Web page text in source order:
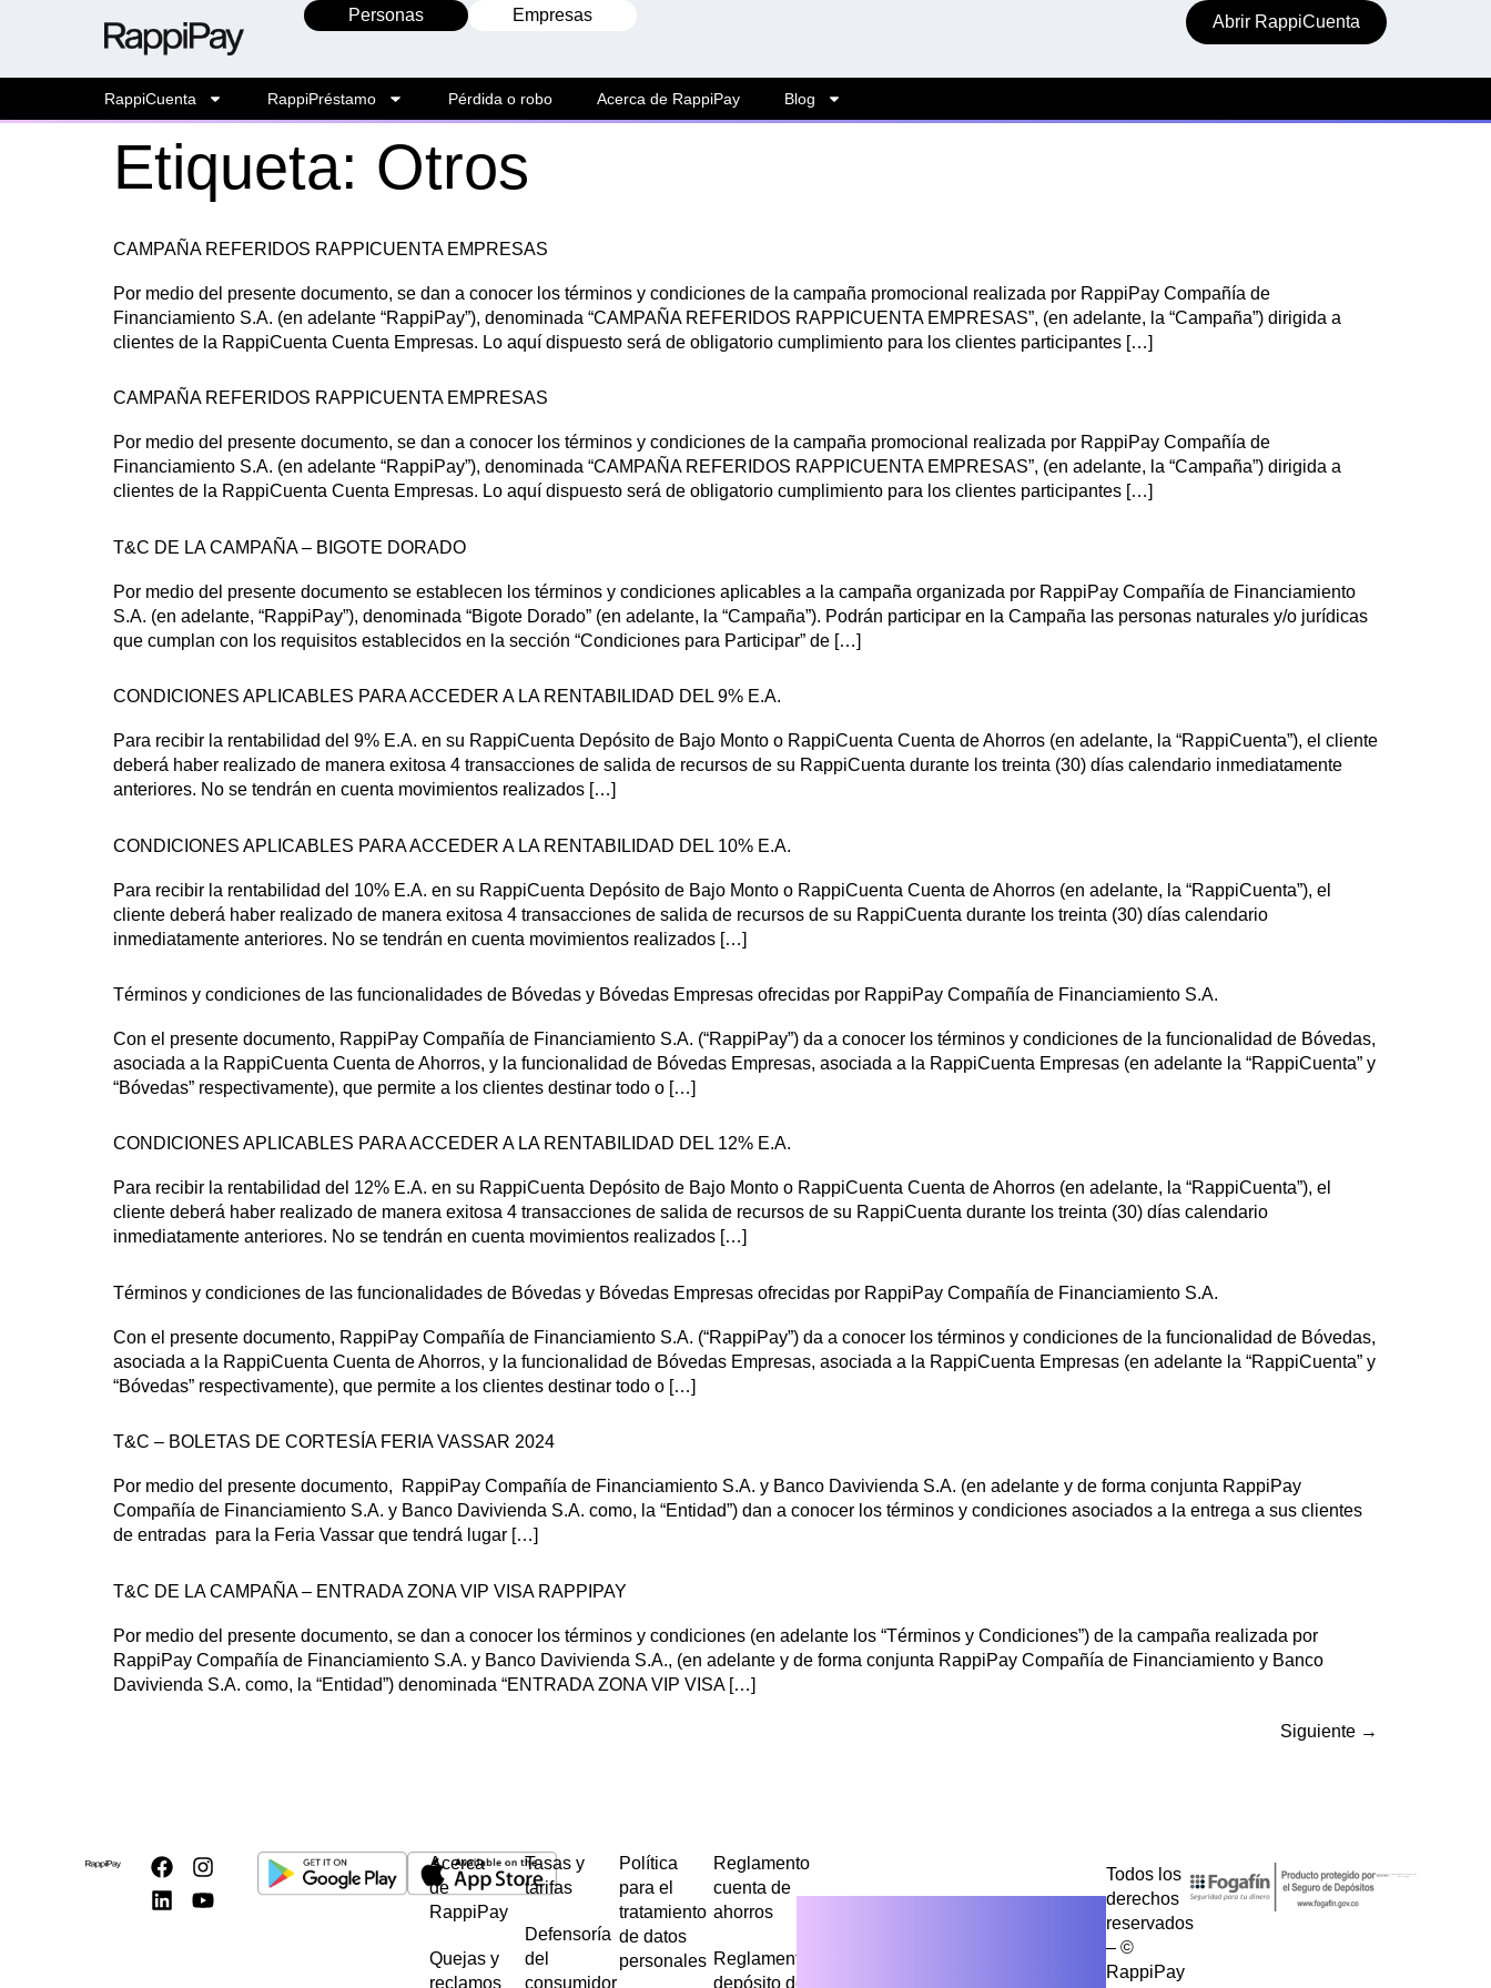
Personas Empresas Abrir RappiCuenta
RappiCuenta RappiPréstamo Pérdida o robo Acerca de RappiPay Blog
Etiqueta: Otros
CAMPAÑA REFERIDOS RAPPICUENTA EMPRESAS
Por medio del presente documento, se dan a conocer los términos y condiciones de la campaña promocional realizada por RappiPay Compañía de
Financiamiento S.A. (en adelante “RappiPay”), denominada “CAMPAÑA REFERIDOS RAPPICUENTA EMPRESAS”, (en adelante, la “Campaña”) dirigida a
clientes de la RappiCuenta Cuenta Empresas. Lo aquí dispuesto será de obligatorio cumplimiento para los clientes participantes […]
CAMPAÑA REFERIDOS RAPPICUENTA EMPRESAS
Por medio del presente documento, se dan a conocer los términos y condiciones de la campaña promocional realizada por RappiPay Compañía de
Financiamiento S.A. (en adelante “RappiPay”), denominada “CAMPAÑA REFERIDOS RAPPICUENTA EMPRESAS”, (en adelante, la “Campaña”) dirigida a
clientes de la RappiCuenta Cuenta Empresas. Lo aquí dispuesto será de obligatorio cumplimiento para los clientes participantes […]
T&C DE LA CAMPAÑA – BIGOTE DORADO
Por medio del presente documento se establecen los términos y condiciones aplicables a la campaña organizada por RappiPay Compañía de Financiamiento
S.A. (en adelante, “RappiPay”), denominada “Bigote Dorado” (en adelante, la “Campaña”). Podrán participar en la Campaña las personas naturales y/o jurídicas
que cumplan con los requisitos establecidos en la sección “Condiciones para Participar” de […]
CONDICIONES APLICABLES PARA ACCEDER A LA RENTABILIDAD DEL 9% E.A.
Para recibir la rentabilidad del 9% E.A. en su RappiCuenta Depósito de Bajo Monto o RappiCuenta Cuenta de Ahorros (en adelante, la “RappiCuenta”), el cliente
deberá haber realizado de manera exitosa 4 transacciones de salida de recursos de su RappiCuenta durante los treinta (30) días calendario inmediatamente
anteriores. No se tendrán en cuenta movimientos realizados […]
CONDICIONES APLICABLES PARA ACCEDER A LA RENTABILIDAD DEL 10% E.A.
Para recibir la rentabilidad del 10% E.A. en su RappiCuenta Depósito de Bajo Monto o RappiCuenta Cuenta de Ahorros (en adelante, la “RappiCuenta”), el
cliente deberá haber realizado de manera exitosa 4 transacciones de salida de recursos de su RappiCuenta durante los treinta (30) días calendario
inmediatamente anteriores. No se tendrán en cuenta movimientos realizados […]
Términos y condiciones de las funcionalidades de Bóvedas y Bóvedas Empresas ofrecidas por RappiPay Compañía de Financiamiento S.A.
Con el presente documento, RappiPay Compañía de Financiamiento S.A. (“RappiPay”) da a conocer los términos y condiciones de la funcionalidad de Bóvedas,
asociada a la RappiCuenta Cuenta de Ahorros, y la funcionalidad de Bóvedas Empresas, asociada a la RappiCuenta Empresas (en adelante la “RappiCuenta” y
“Bóvedas” respectivamente), que permite a los clientes destinar todo o […]
CONDICIONES APLICABLES PARA ACCEDER A LA RENTABILIDAD DEL 12% E.A.
Para recibir la rentabilidad del 12% E.A. en su RappiCuenta Depósito de Bajo Monto o RappiCuenta Cuenta de Ahorros (en adelante, la “RappiCuenta”), el
cliente deberá haber realizado de manera exitosa 4 transacciones de salida de recursos de su RappiCuenta durante los treinta (30) días calendario
inmediatamente anteriores. No se tendrán en cuenta movimientos realizados […]
Términos y condiciones de las funcionalidades de Bóvedas y Bóvedas Empresas ofrecidas por RappiPay Compañía de Financiamiento S.A.
Con el presente documento, RappiPay Compañía de Financiamiento S.A. (“RappiPay”) da a conocer los términos y condiciones de la funcionalidad de Bóvedas,
asociada a la RappiCuenta Cuenta de Ahorros, y la funcionalidad de Bóvedas Empresas, asociada a la RappiCuenta Empresas (en adelante la “RappiCuenta” y
“Bóvedas” respectivamente), que permite a los clientes destinar todo o […]
T&C – BOLETAS DE CORTESÍA FERIA VASSAR 2024
Por medio del presente documento, RappiPay Compañía de Financiamiento S.A. y Banco Davivienda S.A. (en adelante y de forma conjunta RappiPay
Compañía de Financiamiento S.A. y Banco Davivienda S.A. como, la “Entidad”) dan a conocer los términos y condiciones asociados a la entrega a sus clientes
de entradas para la Feria Vassar que tendrá lugar […]
T&C DE LA CAMPAÑA – ENTRADA ZONA VIP VISA RAPPIPAY
Por medio del presente documento, se dan a conocer los términos y condiciones (en adelante los “Términos y Condiciones”) de la campaña realizada por
RappiPay Compañía de Financiamiento S.A. y Banco Davivienda S.A., (en adelante y de forma conjunta RappiPay Compañía de Financiamiento y Banco
Davivienda S.A. como, la “Entidad”) denominada “ENTRADA ZONA VIP VISA […]
Siguiente →
Acerca
de
RappiPay
Quejas y
reclamos
Tasas y
tarifas
Defensoría
del
consumidor
Política
para el
tratamiento
de datos
personales
Reglamento
cuenta de
ahorros
Reglamento
depósito de
Todos los
derechos
reservados
– ©
RappiPay